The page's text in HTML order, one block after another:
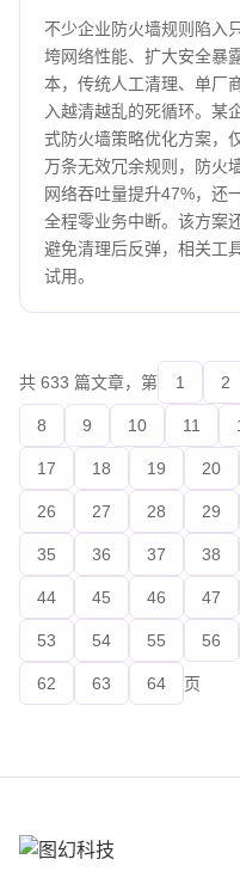
不少企业防火墙规则陷入
垮网络性能、扩大安全暴
本，传统人工清理、单厂
入越清越乱的死循环。某
式防火墙策略优化方案，
万条无效冗余规则，防火
网络吞吐量提升47%，还
全程零业务中断。该方案
避免清理后反弹，相关工
试用。
共 633 篇文章，第 1 2
8 9 10 11
17 18 19 20
26 27 28 29
35 36 37 38
44 45 46 47
53 54 55 56
62 63 64 页